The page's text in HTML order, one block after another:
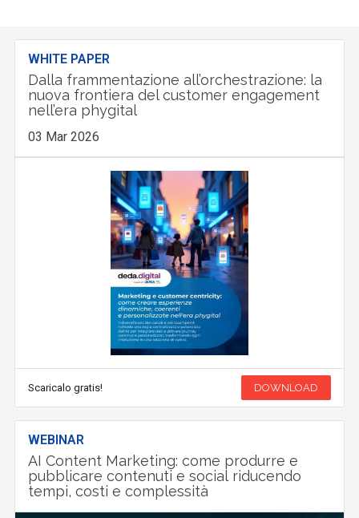
WHITE PAPER
Dalla frammentazione all’orchestrazione: la
nuova frontiera del customer engagement
nell’era phygital
03 Mar 2026
Scaricalo gratis! DOWNLOAD
WEBINAR
AI Content Marketing: come produrre e
pubblicare contenuti e social riducendo
tempi, costi e complessità